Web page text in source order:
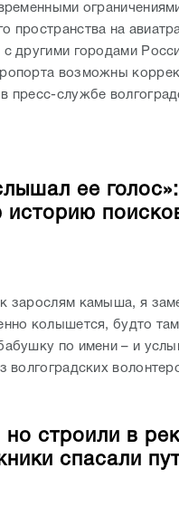
пространства на
с другими городами
возможны
пресс-службе
ее
историю
зарослям камыша, я
колышется, будто
по имени – и
волгоградских
но строили в
спасали